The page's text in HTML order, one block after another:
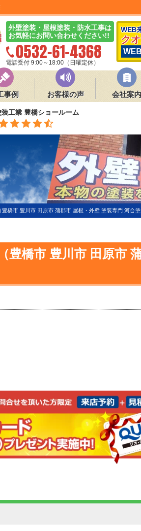
外壁塗装・屋根塗装・防水工事は
お気軽にお問い合わせください!!
0532-61-4368
電話受付 9:00～18:00（日曜定休）
WEB
ク
事例 お客様の声 会社案内
工業 豊橋ショールーム
橋市 豊川市 田原市 蒲郡市 屋根・外壁 塗装専門 河合塗
橋市 豊川市 田原市